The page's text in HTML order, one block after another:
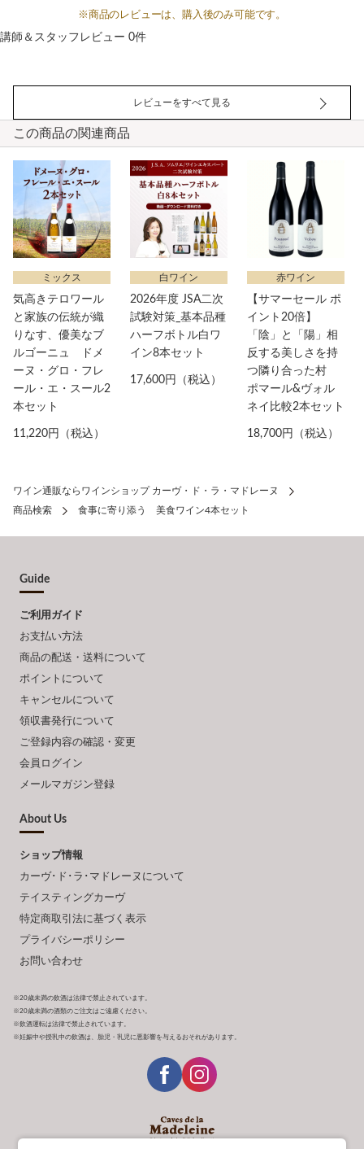
※商品のレビューは、購入後のみ可能です。
講師＆スタッフレビュー 0件
レビューをすべて見る
この商品の関連商品
ミックス
気高きテロワール
と家族の伝統が織
りなす、優美なブ
ルゴーニュ ドメ
ーヌ・グロ・フレ
ール・エ・スール2
本セット
11,220円（税込）
白ワイン
2026年度 JSA二次
試験対策_基本品種
ハーフボトル白ワ
イン8本セット
17,600円（税込）
赤ワイン
【サマーセール ポ
イント20倍】
「陰」と「陽」相
反する美しさを持
つ隣り合った村
ポマール&ヴォル
ネイ比較2本セット
18,700円（税込）
ワイン通販ならワインショップ カーヴ・ド・ラ・マドレーヌ
商品検索
食事に寄り添う 美食ワイン4本セット
Guide
ご利用ガイド
お支払い方法
商品の配送・送料について
ポイントについて
キャンセルについて
領収書発行について
ご登録内容の確認・変更
会員ログイン
メールマガジン登録
About Us
ショップ情報
カーヴ･ド･ラ･マドレーヌについて
テイスティングカーヴ
特定商取引法に基づく表示
プライバシーポリシー
お問い合わせ
※20歳未満の飲酒は法律で禁止されています。
※20歳未満の酒類のご注文はご遠慮ください。
※飲酒運転は法律で禁止されています。
※妊娠中や授乳中の飲酒は、胎児・乳児に悪影響を与えるおそれがあります。